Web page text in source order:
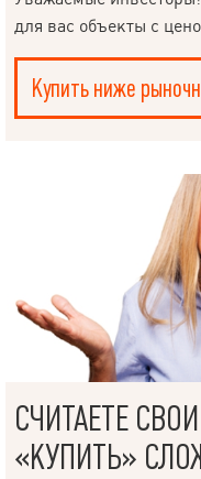
для вас объекты с
Купить ниже
СЧИТАЕТЕ
«КУПИТЬ»